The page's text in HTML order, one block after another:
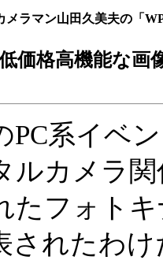
メラマン山田久美夫の「
価格高機能な画
系イベン
ルカメラ
たフォト
されたわ